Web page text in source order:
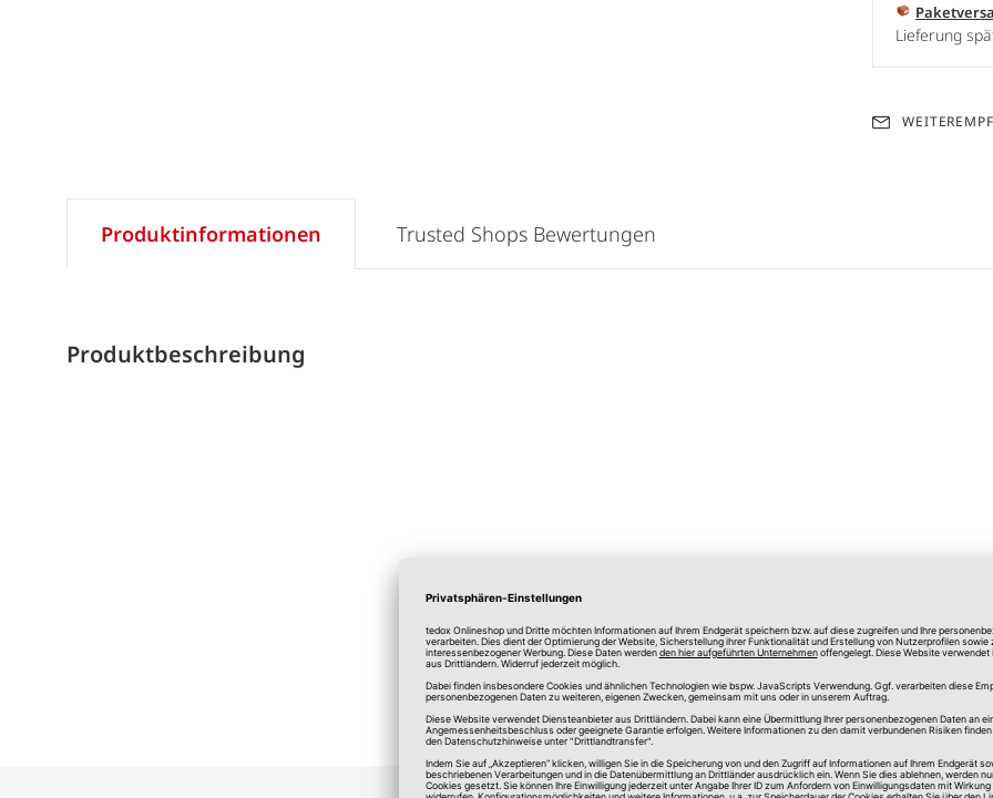
Lieferung
Produktinformationen
Produktbeschreibung
Trusted Shops Bewertungen
*Alle Preise in Euro, inkl. gesetzlicher Mehrwertsteuer, zzgl.